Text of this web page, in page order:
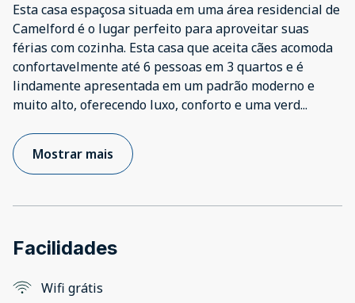
Esta casa espaçosa situada em uma área residencial de
Camelford é o lugar perfeito para aproveitar suas
férias com cozinha. Esta casa que aceita cães acomoda
confortavelmente até 6 pessoas em 3 quartos e é
lindamente apresentada em um padrão moderno e
muito alto, oferecendo luxo, conforto e uma verd...
Mostrar mais
Facilidades
Wifi grátis